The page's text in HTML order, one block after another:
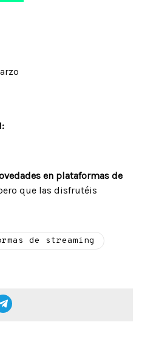
en plataformas de
que las disfrutéis
de streaming